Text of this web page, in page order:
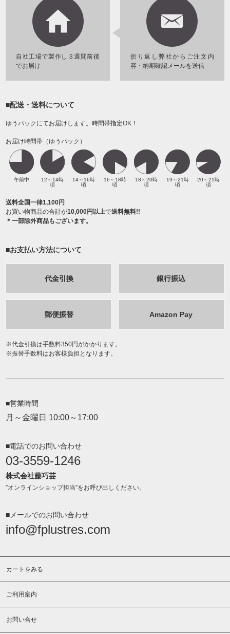
折り返し弊社からご注文内
容・納期確認メールを送信
自社工場で製作し３週間前後
でお届け
■配送・送料について
ゆうパックにてお届けします。時間帯指定OK！
お届け時間帯（ゆうパック）
午前中
12～14時
頃
14～16時
頃
16～18時
頃
18～20時
頃
19～21時
頃
20～21時
頃
送料全国一律1,100円
お買い物商品の合計が10,000円以上で送料無料!!
＊一部除外商品もございます。
■お支払い方法について
代金引換 銀行振込
郵便振替 Amazon Pay
代金引換は手数料350円がかかります。
振替手数料はお客様負担となります。
■営業時間
月～金曜日 10:00～17:00
■電話でのお問い合わせ
03-3559-1246
株式会社藤巧芸
”オンラインショップ担当”をお呼び出しください。
■メールでのお問い合わせ
info@fplustres.com
カートをみる
ご利用案内
お問い合せ